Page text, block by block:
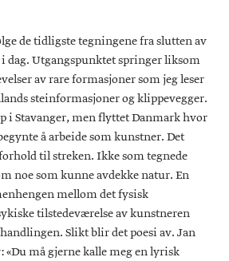
i 1958.
, Galleri Riis, Oslo.
, Minneapolis Institute of Art,
Bundle, Wall Drawings and Other Recent
Festival Exhibition 2017, Bergen
– Drawing, Tapestry, Sculpture , Galleri
Copenhagen.
- liberating the line , Galleri Riis,
og jangroth.net
de tidligste tegningene fra slutten av
dag. Utgangspunktet springer liksom
av rare formasjoner som jeg leser
steinformasjoner og klippevegger.
i Stavanger, men flyttet Danmark hvor
å arbeide som kunstner. Det
til streken. Ikke som tegnede
noe som kunne avdekke natur. En
mellom det fysisk
tilstedeværelse av kunstneren
Slikt blir det poesi av. Jan
«Du må gjerne kalle meg en lyrisk